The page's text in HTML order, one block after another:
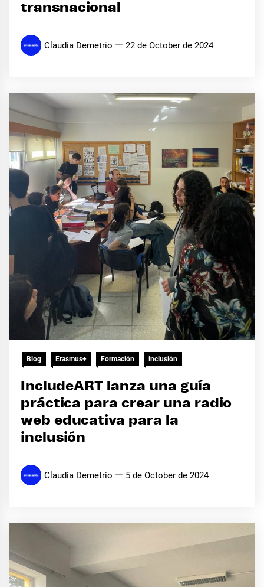
transnacional
Claudia Demetrio 22 de October de 2024
Blog Erasmus+ Formación inclusión
IncludeART lanza una guía
práctica para crear una radio
web educativa para la
inclusión
Claudia Demetrio 5 de October de 2024